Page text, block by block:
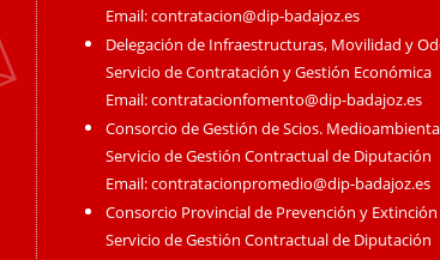
Email:contratacion@dip-badajoz.es
Delegación de Infraestructuras, Movilidad y
Servicio de Contratación y Gestión Económica
Email:contratacionfomento@dip-badajoz.es
Consorcio de Gestión de Scios.
Servicio de Gestión Contractual de Diputación
Email:contratacionpromedio@dip-badajoz.es
Consorcio Provincial de Prevención y
Servicio de Gestión Contractual de Diputación